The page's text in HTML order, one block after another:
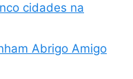
cidades na
Abrigo Amigo